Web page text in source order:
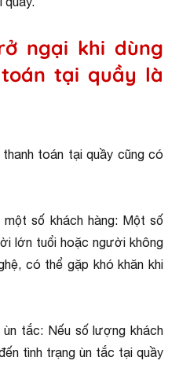
ngại khi dùng
tại quầy là
thanh toán tại quầy cũng có
số khách hàng: Một số
lớn tuổi hoặc người không
có thể gặp khó khăn khi
tắc: Nếu số lượng khách
tình trạng ùn tắc tại quầy